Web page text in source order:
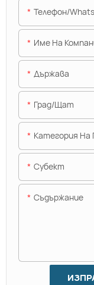
Телефон/
Име На
Държава
Град/щат
Категория
Субект
Съдържание